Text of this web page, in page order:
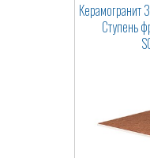
Керамогранит
Ступень